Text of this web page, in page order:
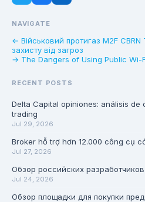
NAVIGATE
← Військовий протигаз M2F CBRN
захисту від загроз
→ The Dangers of Using Public Wi-
RECENT POSTS
Delta Capital opiniones: análisis de
trading
Jul 29, 2026
Broker hỗ trợ hơn 12.000 công cụ
Jul 27, 2026
Обзор российских
Jul 24, 2026
Обзор площадки для покупки